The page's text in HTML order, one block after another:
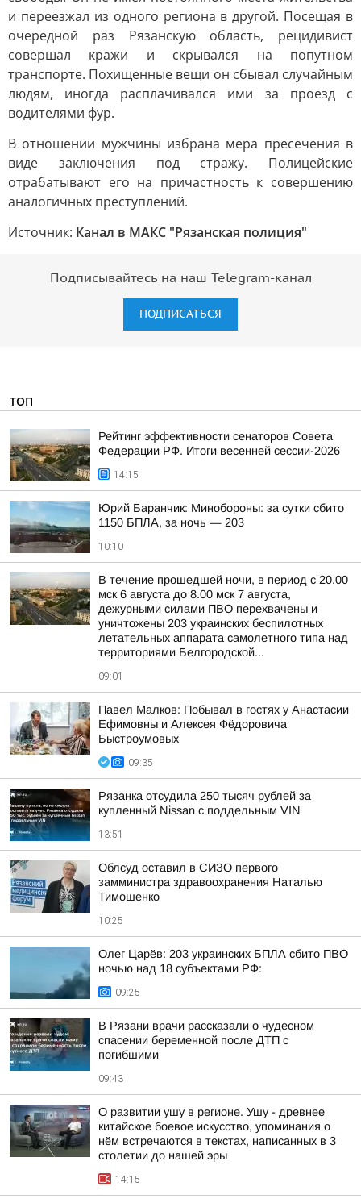
и переезжал из одного региона в другой. Посещая в
очередной раз Рязанскую область, рецидивист
совершал кражи и скрывался на попутном
транспорте. Похищенные вещи он сбывал случайным
людям, иногда расплачивался ими за проезд с
водителями фур.
В отношении мужчины избрана мера пресечения в
виде заключения под стражу. Полицейские
отрабатывают его на причастность к совершению
аналогичных преступлений.
Источник: Канал в МАКС "Рязанская полиция"
Подписывайтесь на наш Telegram-канал
ПОДПИСАТЬСЯ
ТОП
Рейтинг эффективности сенаторов Совета
Федерации РФ. Итоги весенней сессии-2026
14:15
Юрий Баранчик: Минобороны: за сутки сбито
1150 БПЛА, за ночь — 203
10:10
В течение прошедшей ночи, в период с 20.00
мск 6 августа до 8.00 мск 7 августа,
дежурными силами ПВО перехвачены и
уничтожены 203 украинских беспилотных
летательных аппарата самолетного типа над
территориями Белгородской...
09:01
Павел Малков: Побывал в гостях у Анастасии
Ефимовны и Алексея Фёдоровича
Быстроумовых
09:35
Рязанка отсудила 250 тысяч рублей за
купленный Nissan с поддельным VIN
13:51
Облсуд оставил в СИЗО первого
замминистра здравоохранения Наталью
Тимошенко
10:25
Олег Царёв: 203 украинских БПЛА сбито ПВО
ночью над 18 субъектами РФ:
09:25
В Рязани врачи рассказали о чудесном
спасении беременной после ДТП с
погибшими
09:43
О развитии ушу в регионе. Ушу - древнее
китайское боевое искусство, упоминания о
нём встречаются в текстах, написанных в 3
столетии до нашей эры
14:15